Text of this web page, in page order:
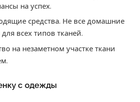
на успех.
средства. Не все домашние
всех типов тканей.
на незаметном участке ткани
с одежды